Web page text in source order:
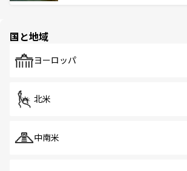
で、ホーカーズは地元の風情を楽しめ
国と地域
ヨーロッパ
北米
中南米